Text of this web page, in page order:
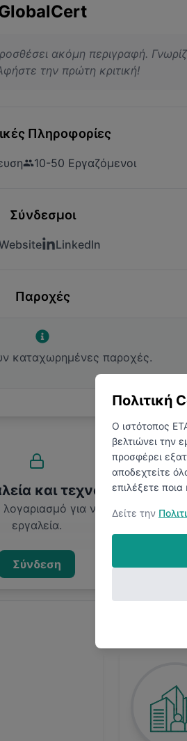
ακόμη περιγραφή.
την πρώτη κριτική!
Πληροφορίες
10-50 Εργαζόμενοι
Σύνδεσμοι
LinkedIn
Παροχές
καταχωρημένες παροχές.
και τεχνολογίες
λογαριασμό για να αποκαλύψετε
εργαλεία.
Σύνδεση
Πολιτική
Ο ιστότοπος
βελτιώνει την
προσφέρει
αποδεχτείτε
επιλέξετε ποια
Δείτε την